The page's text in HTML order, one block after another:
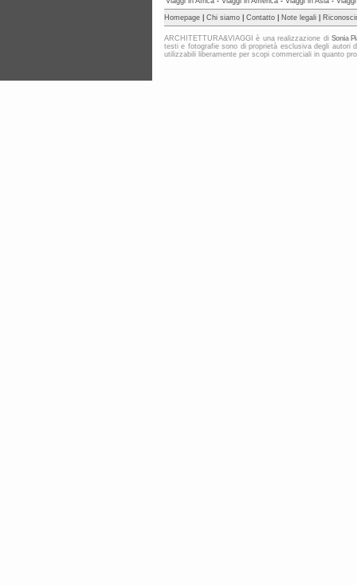
Homepage Chi siamo Contatto Note legali
ARCHITETTURA&VIAGGI è una realizzazione diSonia
testi e fotografie sono di proprietà esclusiva degli autori
utilizzabili liberamente per scopi commerciali in quanto